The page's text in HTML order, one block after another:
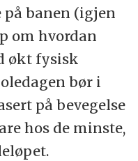
banen (igjen
om hvordan
økt fysisk
bør i
på bevegelse
hos de minste,